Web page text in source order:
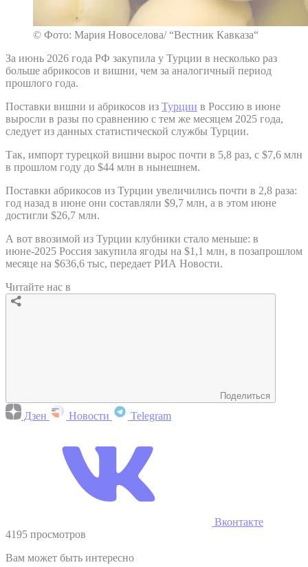
© Фото: Мария Новоселова/ “Вестник Кавказа“
За июнь 2026 года РФ закупила у Турции в несколько раз
больше абрикосов и вишни, чем за аналогичный период
прошлого года.
Поставки вишни и абрикосов из Турции в Россию в июне
выросли в разы по сравнению с тем же месяцем 2025 года,
следует из данных статистической службы Турции.
Так, импорт турецкой вишни вырос почти в 5,8 раз, с $7,6 млн
в прошлом году до $44 млн в нынешнем.
Поставки абрикосов из Турции увеличились почти в 2,8 раза:
год назад в июне они составляли $9,7 млн, а в этом июне
достигли $26,7 млн.
А вот ввозимой из Турции клубники стало меньше: в
июне-2025 Россия закупила ягоды на $1,1 млн, в позапрошлом
месяце на $636,6 тыс, передает РИА Новости.
Читайте нас в
Поделиться
Дзен Новости Telegram
Вконтакте
4195 просмотров
Вам может быть интересно